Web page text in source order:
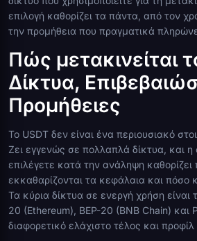
επιλογή καθορίζει τα πάντα, από τον
την προμήθεια που πραγματικά
Πώς μετακινείται
Δίκτυα,
Προμήθειες
Το USDT δεν είναι ένα περιουσιακό
Ζει εγγενώς σε πολλαπλά δίκτυα, και η
επιλέγετε κατά την ανάληψη καθορίζει
εκκαθαρίζονται τα κεφάλαια και πόσο
Τα κύρια δίκτυα σε ενεργή χρήση είναι
20 (Ethereum), BEP-20 (BNB Chain) και
διαφορετικό ελάχιστο τέλος και